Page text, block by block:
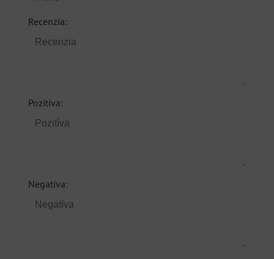
Recenzia:
Pozitíva:
Negatíva: